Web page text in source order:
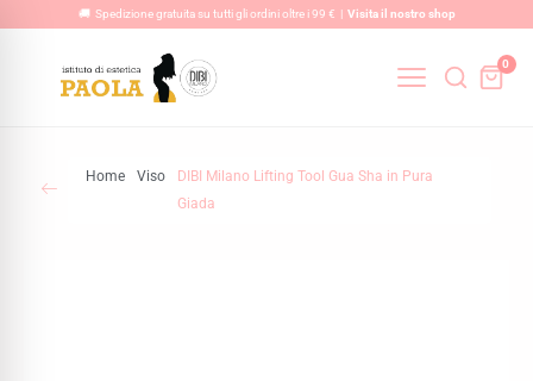
contenuto
🚚 Spedizione gratuita su tutti gli ordini oltre i 99 € | Visita il nostro shop
0
Home Viso
DIBI Milano Lifting Tool Gua Sha in Pura
Giada